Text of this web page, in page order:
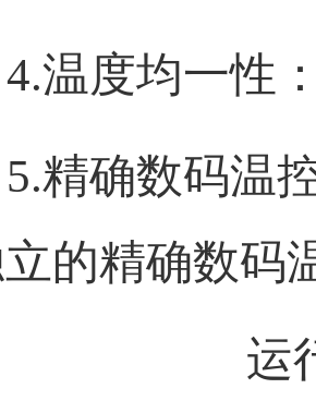
温度均一性
精确数码温
的精确数码